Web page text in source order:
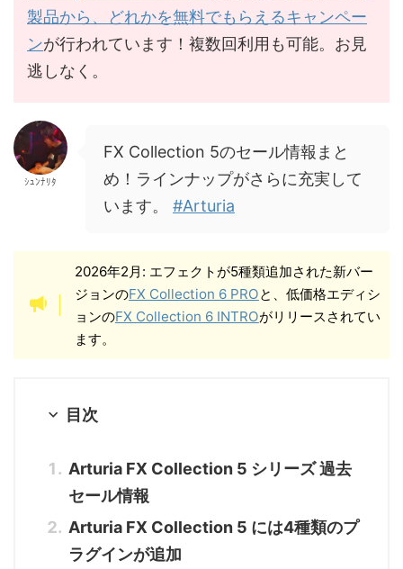
製品から、どれかを無料でもらえるキャンペー
ンが行われています！複数回利用も可能。お見
逃しなく。
ｼｭﾝﾅﾘﾀ
FX Collection 5のセール情報まと
め！ラインナップがさらに充実して
います。 #Arturia
2026年2月: エフェクトが5種類追加された新バー
ジョンのFX Collection 6 PROと、低価格エディシ
ョンのFX Collection 6 INTROがリリースされてい
ます。
目次
Arturia FX Collection 5 シリーズ 過去
セール情報
Arturia FX Collection 5 には4種類のプ
ラグインが追加